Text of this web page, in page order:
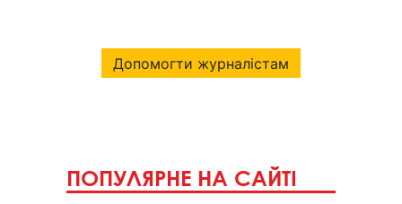
Допомогти журналістам
ПОПУЛЯРНЕ НА САЙТІ